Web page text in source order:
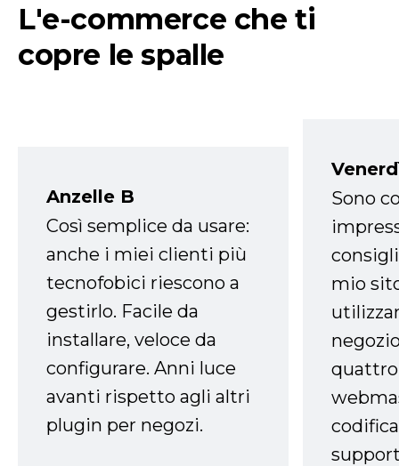
L'e-commerce che ti
copre le spalle
Anzelle B
Così semplice da usare:
anche i miei clienti più
tecnofobici riescono a
gestirlo. Facile da
installare, veloce da
configurare. Anni luce
avanti rispetto agli altri
plugin per negozi.
Sono
mio